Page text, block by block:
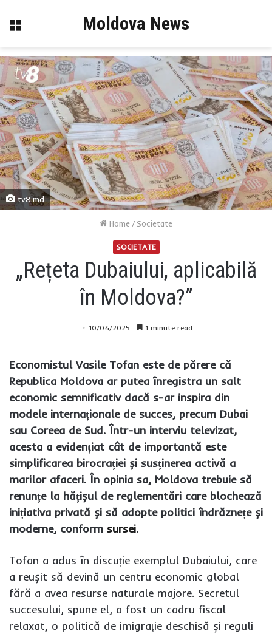
Menu Moldova News
tv8.md
Home / Societate
SOCIETATE
„Rețeta Dubaiului, aplicabilă
în Moldova?”
10/04/2025 1 minute read
Economistul Vasile Tofan este de părere că
Republica Moldova ar putea înregistra un salt
economic semnificativ dacă s-ar inspira din
modele internaționale de succes, precum Dubai
sau Coreea de Sud. Într-un interviu televizat,
acesta a evidențiat cât de importantă este
simplificarea birocrației și susținerea activă a
marilor afaceri. În opinia sa, Moldova trebuie să
renunțe la hățișul de reglementări care blochează
inițiativa privată și să adopte politici îndrăznețe și
moderne, conform sursei.
Tofan a adus în discuție exemplul Dubaiului, care
a reușit să devină un centru economic global
fără a avea resurse naturale majore. Secretul
succesului, spune el, a fost un cadru fiscal
relaxat, o politică de imigrație deschisă și reguli